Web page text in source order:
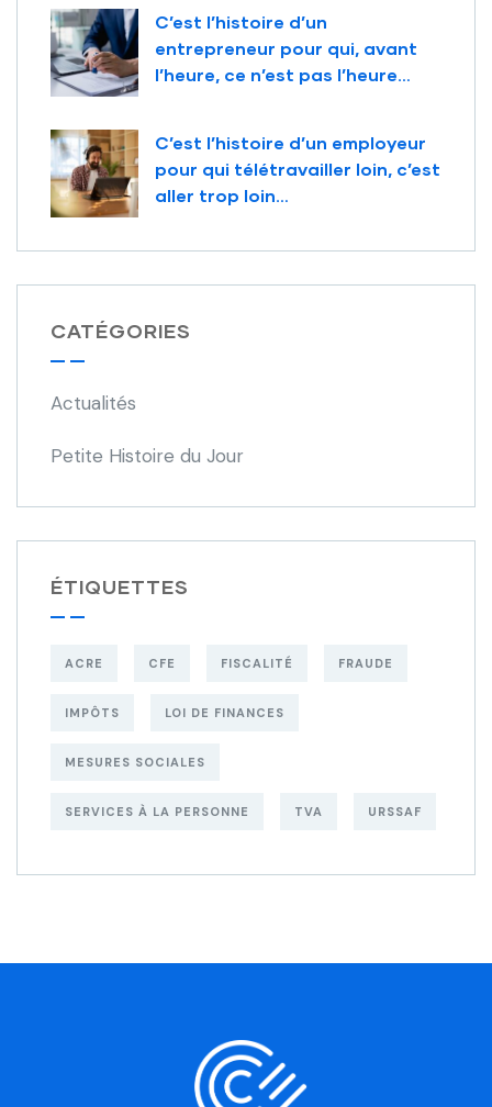
C’est l’histoire d’un
entrepreneur pour qui, avant
l’heure, ce n’est pas l’heure…
C’est l’histoire d’un employeur
pour qui télétravailler loin, c’est
aller trop loin…
CATÉGORIES
Actualités
Petite Histoire du Jour
ÉTIQUETTES
ACRE CFE FISCALITÉ FRAUDE
IMPÔTS LOI DE FINANCES
MESURES SOCIALES
SERVICES À LA PERSONNE TVA URSSAF